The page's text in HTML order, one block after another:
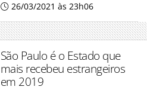
26/03/2021 às 23h06
São Paulo é o Estado que
mais recebeu estrangeiros
em 2019